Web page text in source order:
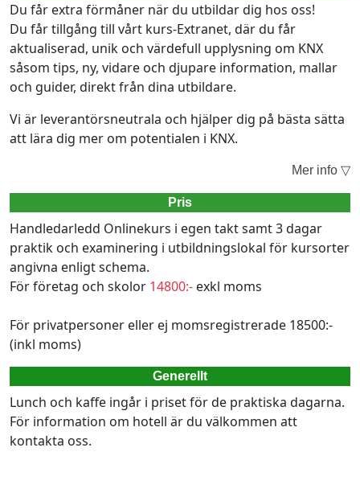
Du får extra förmåner när du utbildar dig hos oss!
Du får tillgång till vårt kurs-Extranet, där du får
aktualiserad, unik och värdefull upplysning om KNX
såsom tips, ny, vidare och djupare information, mallar
och guider, direkt från dina utbildare.
Vi är leverantörsneutrala och hjälper dig på bästa sätta
att lära dig mer om potentialen i KNX.
Mer info ▽
Pris
Handledarledd Onlinekurs i egen takt samt 3 dagar
praktik och examinering i utbildningslokal för kursorter
angivna enligt schema.
För företag och skolor 14800:- exkl moms
För privatpersoner eller ej momsregistrerade 18500:-
(inkl moms)
Generellt
Lunch och kaffe ingår i priset för de praktiska dagarna.
För information om hotell är du välkommen att
kontakta oss.